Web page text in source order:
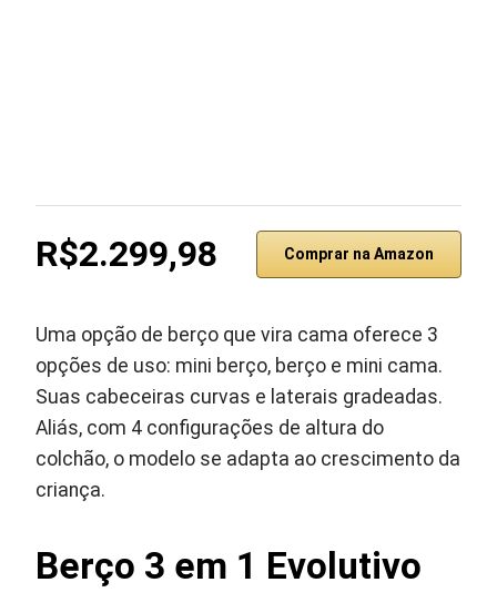
R$2.299,98 Comprar na Amazon
Uma opção de berço que vira cama oferece 3
opções de uso: mini berço, berço e mini cama.
Suas cabeceiras curvas e laterais gradeadas.
Aliás, com 4 configurações de altura do
colchão, o modelo se adapta ao crescimento da
criança.
Berço 3 em 1 Evolutivo